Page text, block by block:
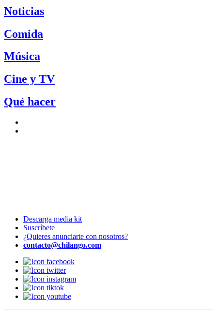
Noticias
Comida
Música
Cine y TV
Qué hacer
Descarga media kit
Suscríbete
¿Quieres anunciarte con nosotros?
contacto@chilango.com